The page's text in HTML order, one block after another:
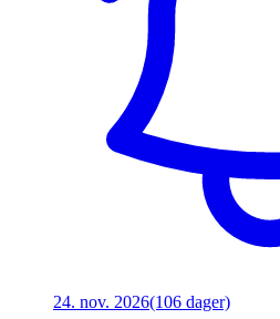
24. nov. 2026(106 dager)